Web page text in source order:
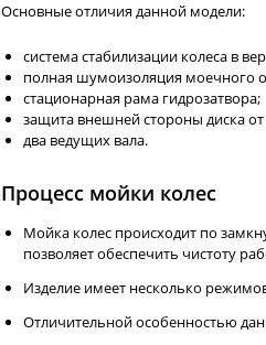
Основные отличия данной модели:
система стабилизации колеса в
полная шумоизоляция моечного
стационарная рама гидрозатвора;
защита внешней стороны диска
два ведущих вала.
Процесс мойки колес
Мойка колес происходит по
позволяет обеспечить чистоту
Изделие имеет несколько
Отличительной особенностью